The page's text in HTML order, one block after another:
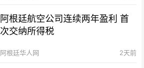
阿根廷航空公司连续两年盈利 首
次交纳所得税
阿根廷华人网 2天前